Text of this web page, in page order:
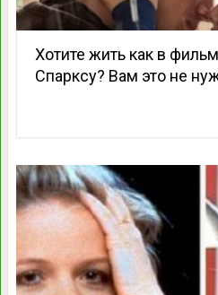
Хотите жить как в
Спарксу? Вам это не